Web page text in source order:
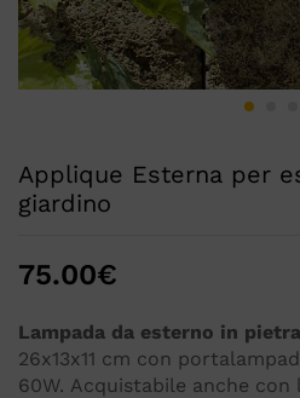
Applique Esterna per
giardino
75.00€
Lampada da esterno in
26x13x11 cm con
60W. Acquistabile anche